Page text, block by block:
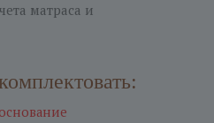
матраса и